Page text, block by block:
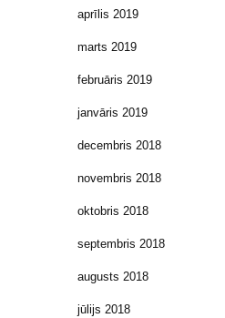
aprīlis 2019
marts 2019
februāris 2019
janvāris 2019
decembris 2018
novembris 2018
oktobris 2018
septembris 2018
augusts 2018
jūlijs 2018